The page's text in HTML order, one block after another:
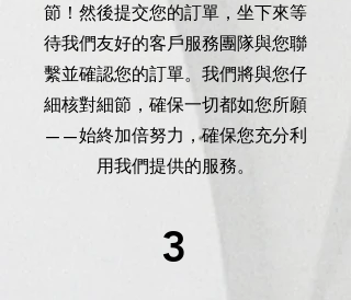
節！然後提交您的訂單，坐下來等
待我們友好的客戶服務團隊與您聯
繫並確認您的訂單。我們將與您仔
細核對細節，確保一切都如您所願
——始終加倍努力，確保您充分利
用我們提供的服務。
3